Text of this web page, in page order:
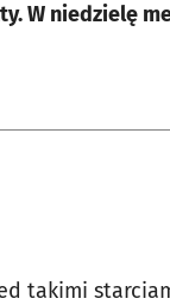
W niedzielę
takimi